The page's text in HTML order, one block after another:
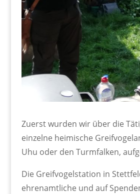
Zuerst wurden wir über die
einzelne heimische
Uhu oder den Turmfalken,
Die Greifvogelstation in
ehrenamtliche und auf